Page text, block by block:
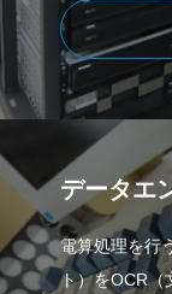
データエ
電算処理を行
ト）をOCR（